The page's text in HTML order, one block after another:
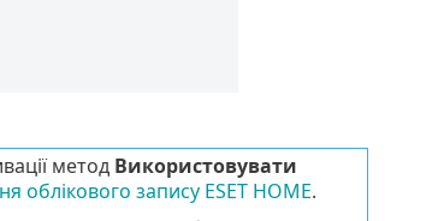
метод Використовувати
облікового запису ESET HOME.